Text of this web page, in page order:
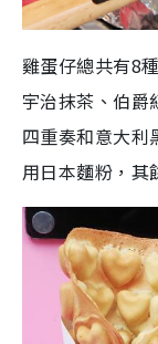
雞蛋仔總共有8
宇治抹茶、伯爵
四重奏和意大
用日本麵粉，其